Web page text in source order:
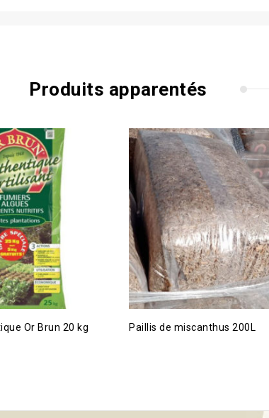
Produits apparentés
Or Brun 20 kg Paillis de miscanthus 200L